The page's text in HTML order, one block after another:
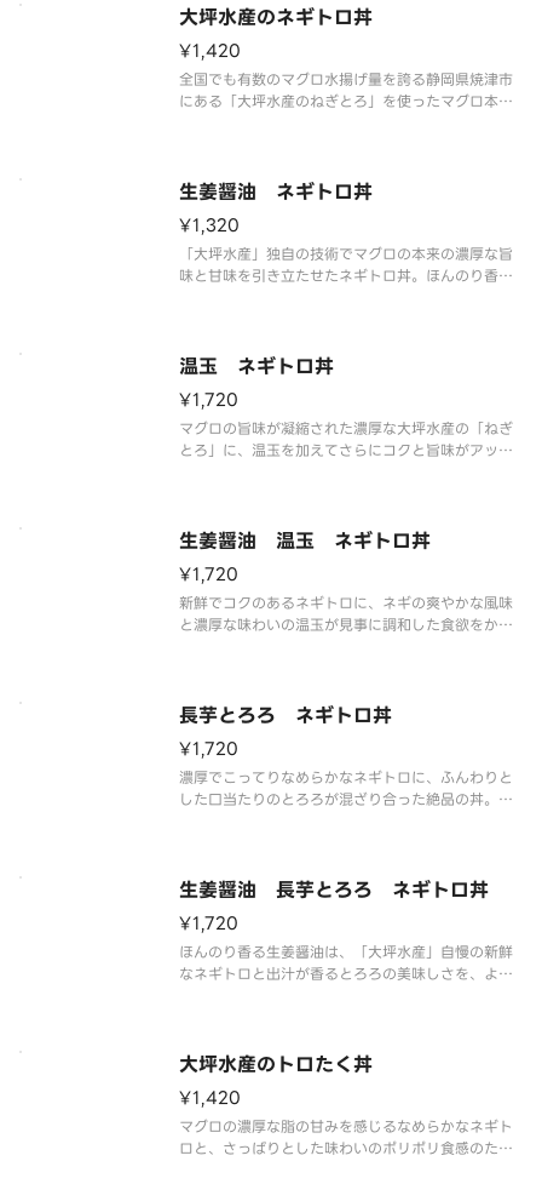
大坪水産のネギトロ丼
¥1,420
全国でも有数のマグロ水揚げ量を誇る静岡県焼津市
にある「大坪水産のねぎとろ」を使ったマグロ本来
生姜醤油 ネギトロ丼
¥1,320
「大坪水産」独自の技術でマグロの本来の濃厚な旨
味と甘味を引き立たせたネギトロ丼。ほんのり香る
温玉 ネギトロ丼
¥1,720
マグロの旨味が凝縮された濃厚な大坪水産の「ねぎ
とろ」に、温玉を加えてさらにコクと旨味がアッ
生姜醤油 温玉 ネギトロ丼
¥1,720
新鮮でコクのあるネギトロに、ネギの爽やかな風味
と濃厚な味わいの温玉が見事に調和した食欲をかき
長芋とろろ ネギトロ丼
¥1,720
濃厚でこってりなめらかなネギトロに、ふんわりと
した口当たりのとろろが混ざり合った絶品の丼。口
生姜醤油 長芋とろろ ネギトロ丼
¥1,720
ほんのり香る生姜醤油は、「大坪水産」自慢の新鮮
なネギトロと出汁が香るとろろの美味しさを、より
大坪水産のトロたく丼
¥1,420
マグロの濃厚な脂の甘みを感じるなめらかなネギト
ロと、さっぱりとした味わいのポリポリ食感のたく